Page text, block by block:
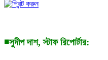
◾সুদীপ দাশ, স্টাফ রিপোর্টার: